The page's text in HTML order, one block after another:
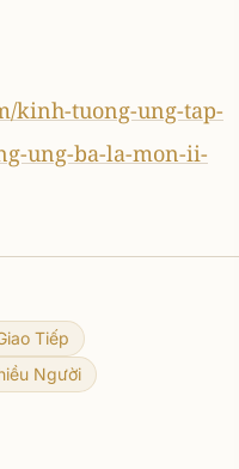
kinh-tuong-ung-tap-
ung-ba-la-mon-ii-
Tiếp
Người